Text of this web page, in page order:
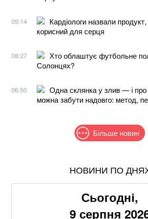
09:14
Кардіологи назвали
корисний для серця
08:27
Хто облаштує футбольне
Солонцях?
06:50
Одна склянка у злив — і про
можна забути надовго: метод,
Більше новин
Співаків і телеведучих хочуть
Понад 9,2 млрд грн: що відомо про
справу "ПриватБанку"
НОВИНИ ПО
Сьогодні,
9 серпня